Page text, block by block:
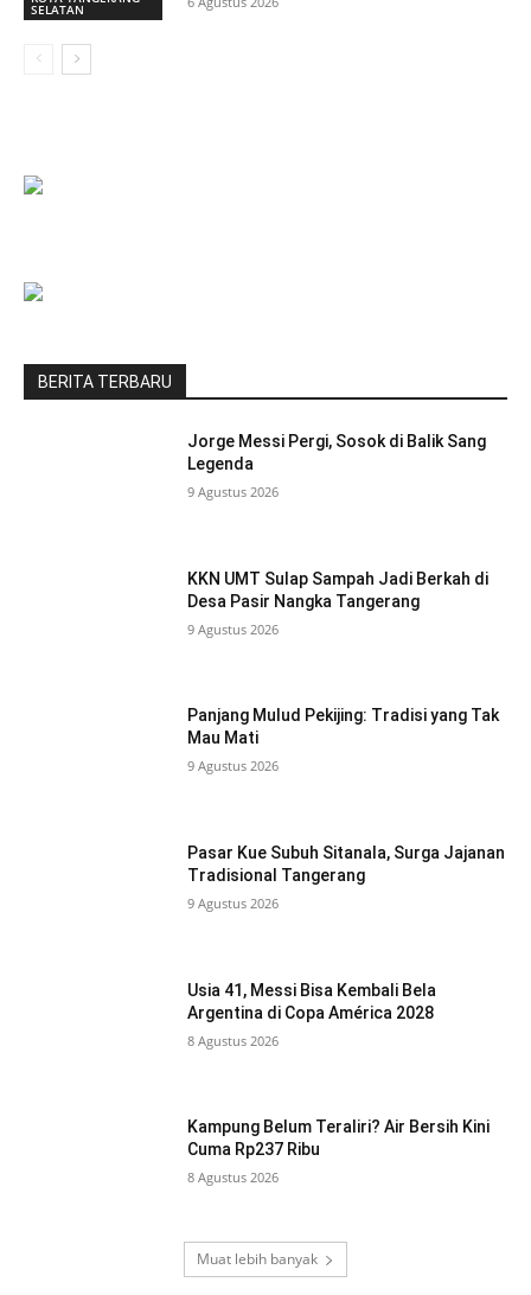
SELATAN
BERITA TERBARU
Jorge Messi Pergi, Sosok di Balik Sang
Legenda
9 Agustus 2026
KKN UMT Sulap Sampah Jadi Berkah di
Desa Pasir Nangka Tangerang
9 Agustus 2026
Panjang Mulud Pekijing: Tradisi yang Tak
Mau Mati
9 Agustus 2026
Pasar Kue Subuh Sitanala, Surga Jajanan
Tradisional Tangerang
9 Agustus 2026
Usia 41, Messi Bisa Kembali Bela
Argentina di Copa América 2028
8 Agustus 2026
Kampung Belum Teraliri? Air Bersih Kini
Cuma Rp237 Ribu
8 Agustus 2026
Muat lebih banyak